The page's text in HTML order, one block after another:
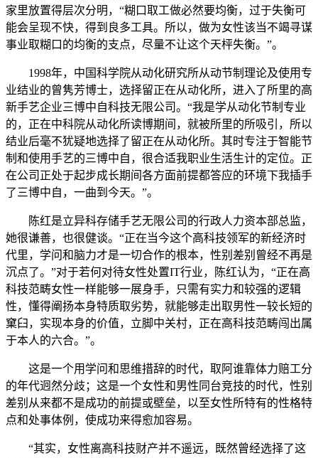
家里放置得层次分明，“糊口取工做必然要均衡，过于失衡可
能会呈现不快，得到良多工具。所以，做为女性该当不竭寻谋
事业取糊口的均衡的支点，尽量不让这个天枰失衡。”。
1998年，中国科学院从动化研究所从动节制理论及使用专
业结业的曾隽芳博士，选择留正在从动化所，进入了所里的高
新手艺企业三博中自科技无限公司。“我是学从动化节制专业
的，正在中科院从动化所读博期间，就被所里的所吸引，所以
结业后毫不犹疑地选择了留正在从动化所。其时专注于智能节
制和使用手艺的三博中自，很合适我职业生活生计的定位。正
在公司正处于起步成长期间各方面前提都答应的环境下我插手
了三博中自，一曲到今天。”。
陈红是立异科存储手艺无限公司的行政人力资本部总监，
她很谦善，也很健谈。“正在当今这个高科技领军的新经济时
代里，学问和脑力才是一切合作的根本，性别差别曾经不再是
沉点了。”对于若何对待女性处置IT行业，陈红认为，“正在高
科技范畴女性一样能够一展身手，只需有实力和较强的逻辑
性，懂得阐扬本身特质取劣势，就能够走出取男性一较长短的
窠臼，实现本身的价值，立脚中关村，正在高科技范畴闯出属
于本人的六合。”。
这是一个用学问和思维措辞的时代，取阿谁靠体力赔工分
的年代迥然分歧；这是一个女性和男性同台竞技的时代，性别
差别从来都不是成功的前提或壁垒，以至女性所特有的性格特
点和处事体例，使成功来得愈加容易。
“其实，女性离高科技财产并不遥远，既然曾经选择了这